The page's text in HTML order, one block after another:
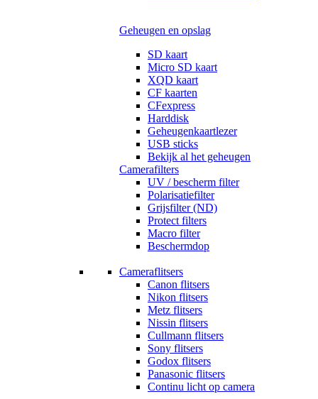
Geheugen en opslag
SD kaart
Micro SD kaart
XQD kaart
CF kaarten
CFexpress
Harddisk
Geheugenkaartlezer
USB sticks
Bekijk al het geheugen
Camerafilters
UV / bescherm filter
Polarisatiefilter
Grijsfilter (ND)
Protect filters
Macro filter
Beschermdop
Cameraflitsers
Canon flitsers
Nikon flitsers
Metz flitsers
Nissin flitsers
Cullmann flitsers
Sony flitsers
Godox flitsers
Panasonic flitsers
Continu licht op camera